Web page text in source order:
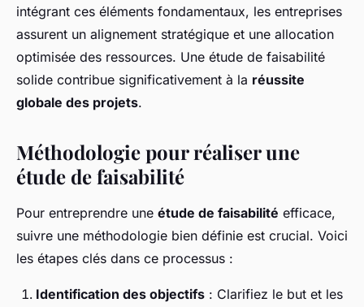
intégrant ces éléments fondamentaux, les entreprises
assurent un alignement stratégique et une allocation
optimisée des ressources. Une étude de faisabilité
solide contribue significativement à la réussite
globale des projets.
Méthodologie pour réaliser une
étude de faisabilité
Pour entreprendre une étude de faisabilité efficace,
suivre une méthodologie bien définie est crucial. Voici
les étapes clés dans ce processus :
Identification des objectifs : Clarifiez le but et les